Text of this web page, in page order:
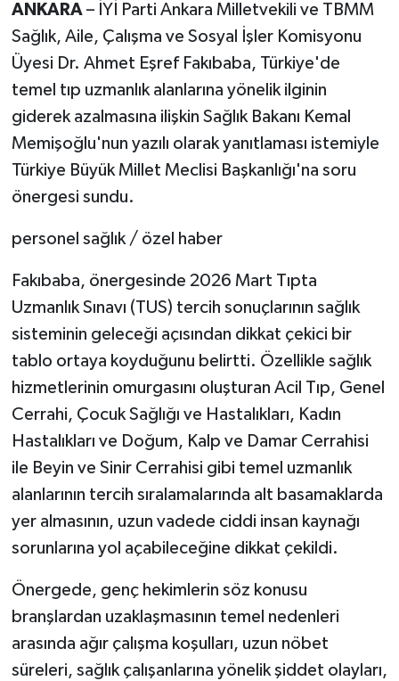
ANKARA– İYİ Parti Ankara Milletvekili ve TBMM
Sağlık, Aile, Çalışma ve Sosyal İşler Komisyonu
Üyesi Dr. Ahmet Eşref Fakıbaba, Türkiye'de
temel tıp uzmanlık alanlarına yönelik ilginin
giderek azalmasına ilişkin Sağlık Bakanı Kemal
Memişoğlu'nun yazılı olarak yanıtlaması istemiyle
Türkiye Büyük Millet Meclisi Başkanlığı'na soru
önergesi sundu.
personel sağlık / özel haber
Fakıbaba, önergesinde 2026 Mart Tıpta
Uzmanlık Sınavı (TUS) tercih sonuçlarının sağlık
sisteminin geleceği açısından dikkat çekici bir
tablo ortaya koyduğunu belirtti. Özellikle sağlık
hizmetlerinin omurgasını oluşturan Acil Tıp, Genel
Cerrahi, Çocuk Sağlığı ve Hastalıkları, Kadın
Hastalıkları ve Doğum, Kalp ve Damar Cerrahisi
ile Beyin ve Sinir Cerrahisi gibi temel uzmanlık
alanlarının tercih sıralamalarında alt basamaklarda
yer almasının, uzun vadede ciddi insan kaynağı
sorunlarına yol açabileceğine dikkat çekildi.
Önergede, genç hekimlerin söz konusu
branşlardan uzaklaşmasının temel nedenleri
arasında ağır çalışma koşulları, uzun nöbet
süreleri, sağlık çalışanlarına yönelik şiddet olayları,